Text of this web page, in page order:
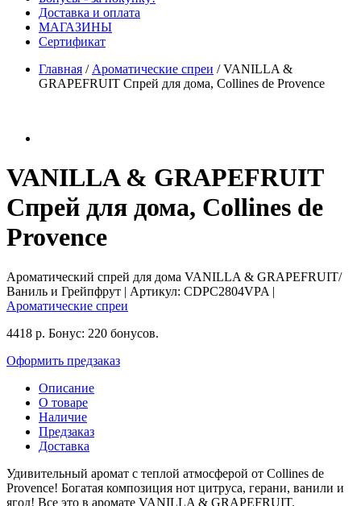
Доставка и оплата
МАГАЗИНЫ
Cертификат
Главная / Ароматические спреи /VANILLA &
GRAPEFRUIT Спрей для дома, Collines de Provence
VANILLA & GRAPEFRUIT
Спрей для дома, Collines de
Provence
Ароматический спрей для дома VANILLA & GRAPEFRUIT/
Ваниль и Грейпфрут | Артикул: CDPC2804VPA |
Ароматические спреи
4418 р. Бонус: 220 бонусов.
Оформить предзаказ
Описание
О товаре
Наличие
Предзаказ
Доставка
Удивительный аромат с теплой атмосферой от Collines de
Provence! Богатая композиция нот цитруса, герани, ванили и
ягод! Все это в аромате VANILLA & GRAPEFRUIT.